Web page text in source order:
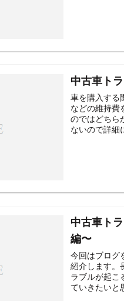
中古車ト
車を購入する
などの維持費
のではどちら
ないので詳細
中古車ト
編〜
今回はブログ
紹介します。
ラブルが起こ
ていきたいと